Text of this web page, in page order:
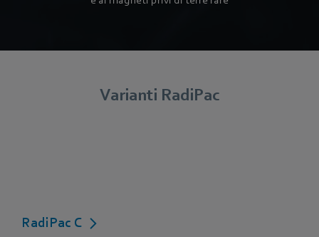
Varianti RadiPac
RadiPac C